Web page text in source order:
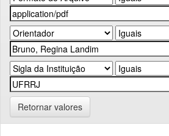
Retornar valores